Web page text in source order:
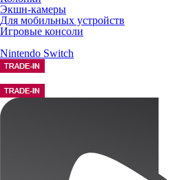
Экшн-камеры
Для мобильных устройств
Игровые консоли
Nintendo Switch